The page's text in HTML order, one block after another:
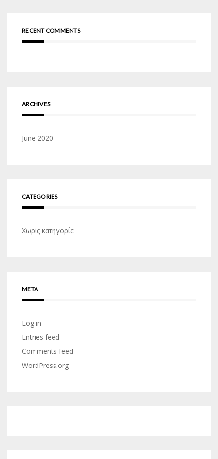
RECENT COMMENTS
ARCHIVES
June 2020
CATEGORIES
Χωρίς κατηγορία
META
Log in
Entries feed
Comments feed
WordPress.org